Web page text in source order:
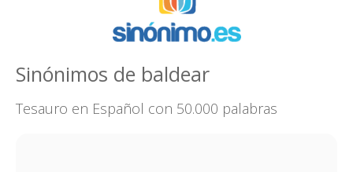
Sinónimos de baldear
Tesauro en Español con 50.000 palabras